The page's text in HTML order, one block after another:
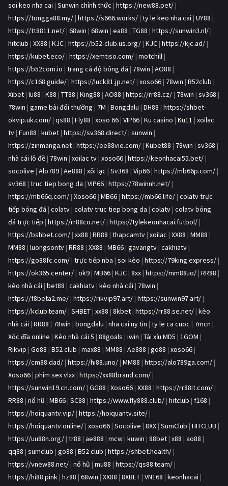
soi keo nha cai | Sunwin chính thức | https://new88.pet/ |
https://tongga88.my/ | https://s666.works/ | ty le keo nha cai | UY88 |
https://tt8811.net/ | 68win | 68win | ea88 | TG88 | https://sunwin3.nl/ |
hitclub | XX88 | KJC | https://b52-club.us.org/ | KJC | https://kjc.ad/ |
https://kubet.eco/ | https://xemtiso.com/ | motchill |
https://b52com.io | trang cá độ bóng đá | 78win | AO88 |
https://c168.guide/ | https://luck81.jp.net/ | xoso66 | 78win | B52club |
Xibet | lu88 | K88 | TT88 | King88 | AO88 | https://rr88.cz/ | 78win | sv368 |
78win | game bài đổi thưởng | 7M | Bongdalu | DH88 | https://shbet-
okvip.uk.com/ | qs88 | Fly88 | xoso 66 | VIP66 | Ku casino | Ku11 | xoilac
tv | Fun88 | kubet | https://sv368.direct/ | sunwin |
https://zinmanga.net | https://ee88vie.com/ | Kubet88 | 78win | sv368 |
nhà cái lô đề | 78win | xoilac tv | xoso66 | https://keonhacai55.bet/ |
socolive | Alo789 | Ae888 | xôi lạc | Sv368 | Vip66 | https://mb66p.com/ |
sv368 | truc tiep bong da | VIP66 | https://78winnh.net/ |
https://mb66q.com/ | Xoso66 | MB66 | https://mb66.life/ | colatv trực
tiếp bóng đá | colatv | colatv truc tiep bong da | colatv | colatv bóng
đá trực tiếp | https://rr88co.net/ | https://tylekeonhacai.futbol/ |
https://bshbet.com/ | xx88 | RR88 | thapcamtv | xoilac | XX88 | MM88 |
MM88 | luongsontv | RR88 | XX88 | MB66 | gavangtv | cakhiatv |
https://go88fc.com/ | trực tiếp nba | soi kèo | https://79king.express/ |
https://ok365.center/ | ok9 | MB66 | KJC | 8xx | https://mm88.io/ | RR88 |
kèo nhà cái | bet88 | cakhiatv | kèo nhà cái | 78win |
https://f8beta2.me/ | https://rikvip97.art/ | https://sunwin97.art/ |
https://kclub.team/ | SHBET | xx88 | 8kbet | https://rr88.se.net/ | kèo
nhà cái | RR88 | 78win | bongdalu | nha cai uy tin | ty le ca cuoc | 7mcn |
Xóc đĩa online | Kèo nhà cái 5 | 88goals | iwin | Tài xỉu MD5 | 1GOM |
Rikvip | Go88 | B52 club | max88 | MM88 | Ae888 | go88 | xoso66 |
https://cm88.dad/ | https://hi88.uno/ | MM88 | https://alo789ga.com/ |
Xoso66 | phim sex vlxx | https://xx88brand.com/ |
https://sunwin19.cn.com/ | GG88 | Xoso66 | XX88 | https://rr88it.com/ |
RR88 | nổ hũ | MB66 | SC88 | https://www.fly888.club/ | hitclub | f168 |
https://hoiquantv.vip/ | https://hoiquantv.site/ |
https://hoiquantv.online/ | xoso66 | Socolive | 8XX | SumClub | HITCLUB |
https://uu88n.org/ | tr88 | ae888 | mcw | kuwin | 88bet | x88 | ao88 |
qq88 | sumclub | go88 | B52 club | https://shbet.health/ |
https://vnew88.net/ | nổ hũ | mu88 | https://qs88.team/ |
https://hi88.pink | hz88 | 68win | XX88 | 8XBET | VN168 | keonhacai |